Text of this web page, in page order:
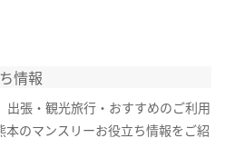
情報
出張・観光旅行・おすすめのご利用
本のマンスリーお役立ち情報をご紹